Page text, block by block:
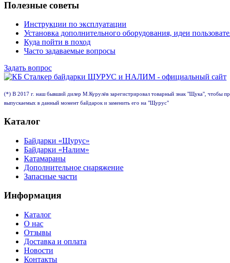
Полезные советы
Инструкции по эксплуатации
Установка дополнительного оборудования, идеи
Куда пойти в поход
Часто задаваемые вопросы
Задать вопрос
(*) В 2017 г. наш бывший дилер М.Курулёв зарегистрировал товарный знак "Щука", чтобы
выпускаемых в данный момент байдарок и заменить его на "Щурус"
Каталог
Байдарки «Щурус»
Байдарки «Налим»
Катамараны
Дополнительное снаряжение
Запасные части
Информация
Каталог
О нас
Отзывы
Доставка и оплата
Новости
Контакты